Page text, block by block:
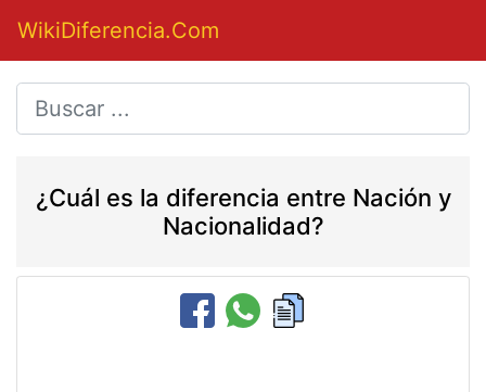
WikiDiferencia.Com
¿Cuál es la diferencia entre Nación y
Nacionalidad?